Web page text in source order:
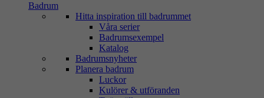
Badrum
Hitta inspiration till badrummet
Våra serier
Badrumsexempel
Katalog
Badrumsnyheter
Planera badrum
Luckor
Kulörer & utföranden